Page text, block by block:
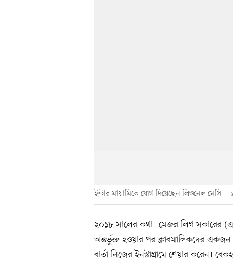
ইন্টার মায়ামিতে যোগ দিয়েছেন লিওনেল মেসি
২০১৮ সালের কথা। মেজর লিগ সকারের
অন্তর্ভুক্ত হওয়ার পর ক্লাবমালিকদের
বার্তা নিজের ইনস্টাগ্রামে শেয়ার করেন।